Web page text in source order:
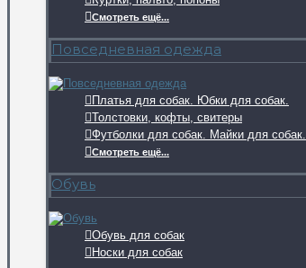
Смотреть ещё...
Повседневная одежда
Платья для собак. Юбки для собак.
Толстовки, кофты, свитеры
Футболки для собак. Майки для собак.
Смотреть ещё...
Обувь
Обувь для собак
Носки для собак